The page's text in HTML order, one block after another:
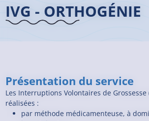
IVG - ORTHOGÉNIE
Présentation du service
Les Interruptions Volontaires de Grossesse
réalisées :
par méthode médicamenteuse, à